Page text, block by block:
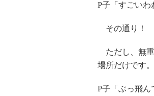
P子「すごいわ
その通り！
ただし、無重
場所だけです
P子「ぶっ飛ん